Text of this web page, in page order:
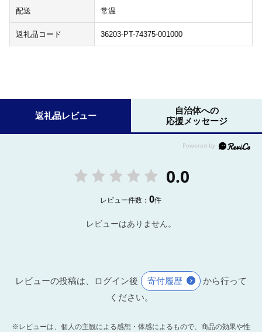
配送 常温
返礼品コード 36203-PT-74375-001000
返礼品レビュー
自治体への
応援メッセージ
0.0
レビュー件数：0件
レビューはありません。
レビューの投稿は、ログイン後 寄付履歴
から行って
ください。
※レビューは、個人の主観による感想・体感によるもので、商品の効果や性